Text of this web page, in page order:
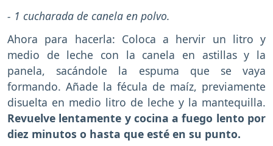
- 1 cucharada de canela en polvo.
Ahora para hacerla: Coloca a hervir un litro y
medio de leche con la canela en astillas y la
panela, sacándole la espuma que se vaya
formando. Añade la fécula de maíz, previamente
disuelta en medio litro de leche y la mantequilla.
Revuelve lentamente y cocina a fuego lento por
diez minutos o hasta que esté en su punto.